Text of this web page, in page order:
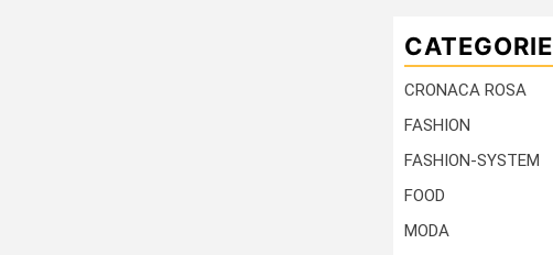
CATEGORIE
CRONACA ROSA
FASHION
FASHION-SYSTEM
FOOD
MODA